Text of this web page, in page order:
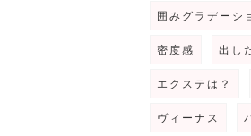
囲みグラデーシ
密度感 出し
エクステは？
ヴィーナス